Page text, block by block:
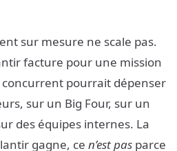
sur mesure ne scale pas.
facture pour une mission
concurrent pourrait dépenser
sur un Big Four, sur un
des équipes internes. La
gagne, ce n’est pas parce